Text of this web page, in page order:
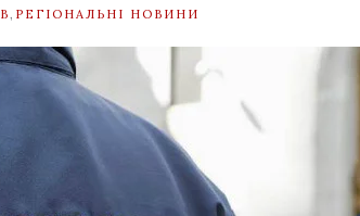
РЕГІОНАЛЬНІ НОВИНИ